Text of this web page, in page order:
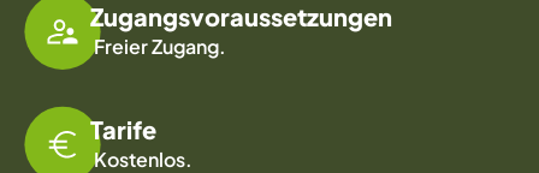
Zugangsvoraussetzungen
Freier Zugang.
Tarife
Kostenlos.